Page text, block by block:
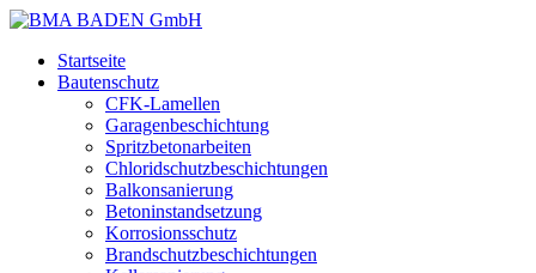
Startseite
Bautenschutz
CFK-Lamellen
Garagenbeschichtung
Spritzbetonarbeiten
Chloridschutzbeschichtungen
Balkonsanierung
Betoninstandsetzung
Korrosionsschutz
Brandschutzbeschichtungen